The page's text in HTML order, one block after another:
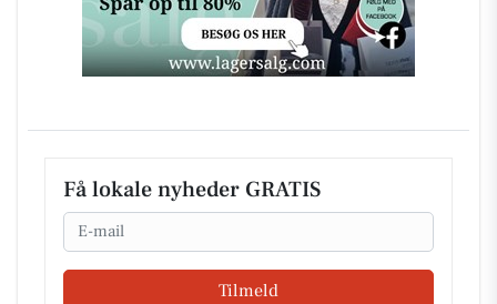
Få lokale nyheder GRATIS
Email
Tilmeld